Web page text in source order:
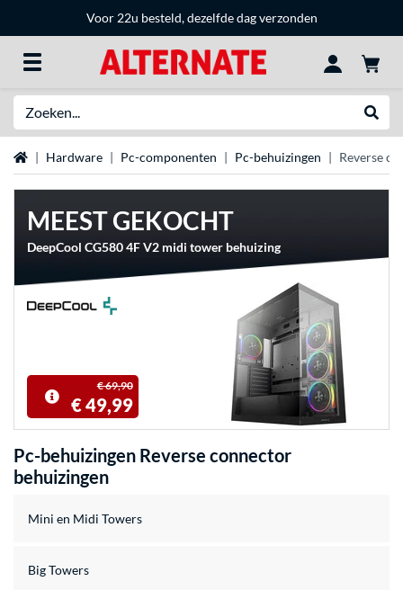
Voor 22u besteld, dezelfde dag verzonden
Home Hardware Pc-componenten Pc-behuizingen Reverse
MEEST GEKOCHT
DeepCool CG580 4F V2 midi tower behuizing
€ 69,90
€ 49,99
Pc-behuizingen Reverse connector
behuizingen
Mini en Midi Towers
Big Towers